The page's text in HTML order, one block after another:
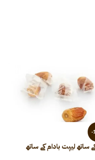
-
ساتھ لیپت بادام کے ساتھ